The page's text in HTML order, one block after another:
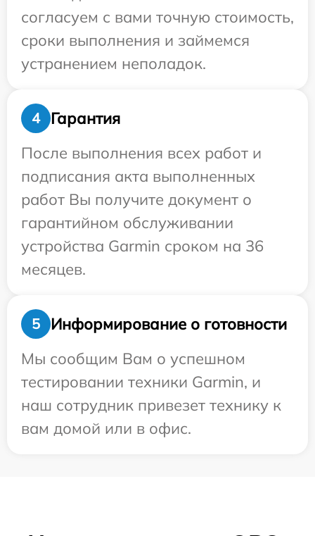
согласуем с вами точную стоимость,
сроки выполнения и займемся
устранением неполадок.
4
Гарантия
После выполнения всех работ и
подписания акта выполненных
работ Вы получите документ о
гарантийном обслуживании
устройства Garmin сроком на 36
месяцев.
5
Информирование о готовности
Мы сообщим Вам о успешном
тестировании техники Garmin, и
наш сотрудник привезет технику к
вам домой или в офис.